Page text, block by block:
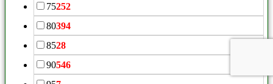
75252
80394
8528
90546